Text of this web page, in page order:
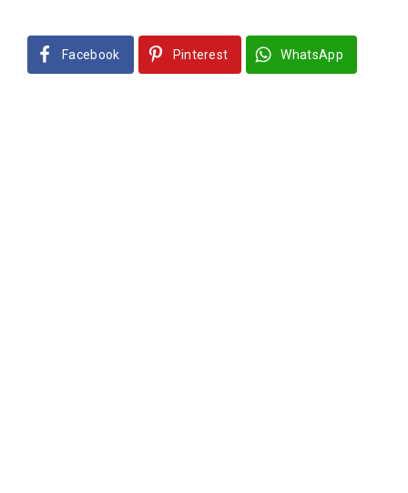
Facebook Pinterest WhatsApp